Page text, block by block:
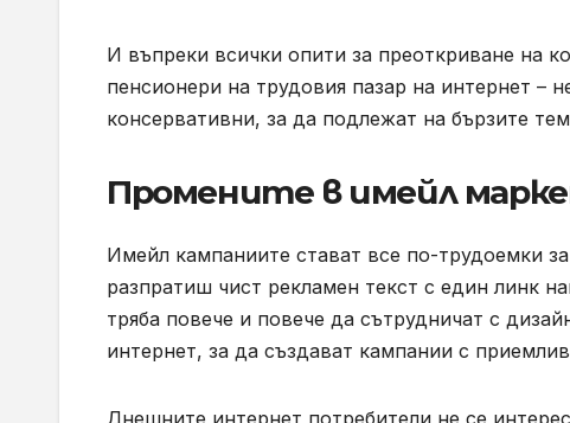
И въпреки всички опити за преоткриване на
пенсионери на трудовия пазар на интернет –
консервативни, за да подлежат на бързите
Промените в имейл
Имейл кампаниите стават все по-трудоемки
разпратиш чист рекламен текст с един линк
тряба повече и повече да сътрудничат с
интернет, за да създават кампании с